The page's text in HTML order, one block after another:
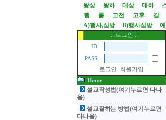
왕상
왕하 대상 대하
행
롬 고전 고후 갈
A)행사,심방
B)행사심방
:: 로그인 ::
ID
PASS
로그인
회원가입
Home
설교작성법(여기누르면 다나
옴)
설교잘하는 방법(여기누르면
다나옴)